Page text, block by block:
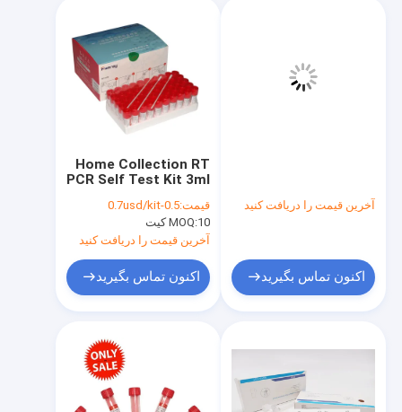
خانه
Home Collection RT
PCR Self Test Kit 3ml
Tube
قیمت:0.5-0.7usd/kit
MOQ:10 کیت
آخرین قیمت را دریافت کنید
اکنون تماس بگیرید
آخرین قیمت را دریافت کنید
اکنون تماس بگیرید